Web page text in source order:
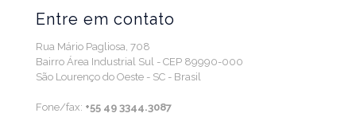
Entre em contato
Rua Mário Pagliosa, 708
Bairro Área Industrial Sul - CEP 89990-000
São Lourenço do Oeste - SC - Brasil
Fone/fax: +55 49 3344.3087